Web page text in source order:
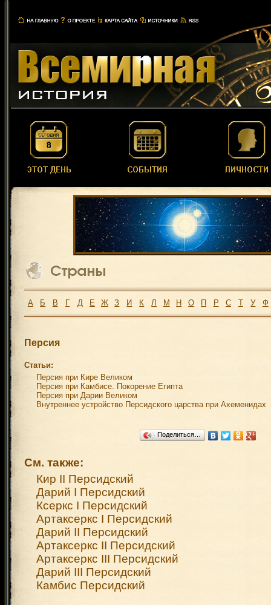
А Б В Г Д Е Ж З И К Л М Н О П Р С Т У Ф
Персия
Статьи:
Персия при Кире Великом
Персия при Камбисе. Покорение Египта
Персия при Дарии Великом
Внутреннее устройство Персидского царства при Ахеменидах
Поделиться…
См. также:
Кир II Персидский
Дарий I Персидский
Ксеркс I Персидский
Артаксеркс I Персидский
Дарий II Персидский
Артаксеркс II Персидский
Артаксеркс III Персидский
Дарий III Персидский
Камбис Персидский